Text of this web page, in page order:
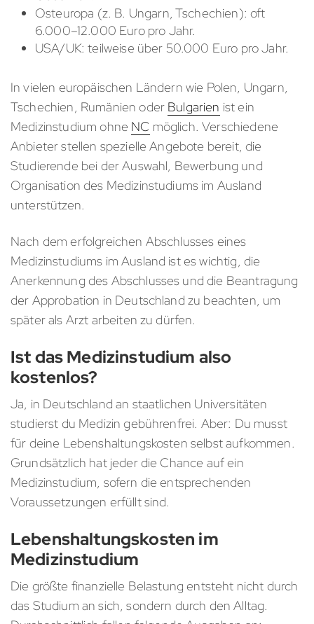
Osteuropa (z. B. Ungarn, Tschechien): oft
6.000–12.000 Euro pro Jahr.
USA/UK: teilweise über 50.000 Euro pro Jahr.
In vielen europäischen Ländern wie Polen, Ungarn,
Tschechien, Rumänien oder Bulgarien ist ein
Medizinstudium ohne NC möglich. Verschiedene
Anbieter stellen spezielle Angebote bereit, die
Studierende bei der Auswahl, Bewerbung und
Organisation des Medizinstudiums im Ausland
unterstützen.
Nach dem erfolgreichen Abschlusses eines
Medizinstudiums im Ausland ist es wichtig, die
Anerkennung des Abschlusses und die Beantragung
der Approbation in Deutschland zu beachten, um
später als Arzt arbeiten zu dürfen.
Ist das Medizinstudium also
kostenlos?
Ja, in Deutschland an staatlichen Universitäten
studierst du Medizin gebührenfrei. Aber: Du musst
für deine Lebenshaltungskosten selbst aufkommen.
Grundsätzlich hat jeder die Chance auf ein
Medizinstudium, sofern die entsprechenden
Voraussetzungen erfüllt sind.
Lebenshaltungskosten im
Medizinstudium
Die größte finanzielle Belastung entsteht nicht durch
das Studium an sich, sondern durch den Alltag.